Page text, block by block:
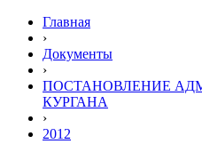
Главная
›
Документы
›
ПОСТАНОВЛЕНИЕ
КУРГАНА
›
2012